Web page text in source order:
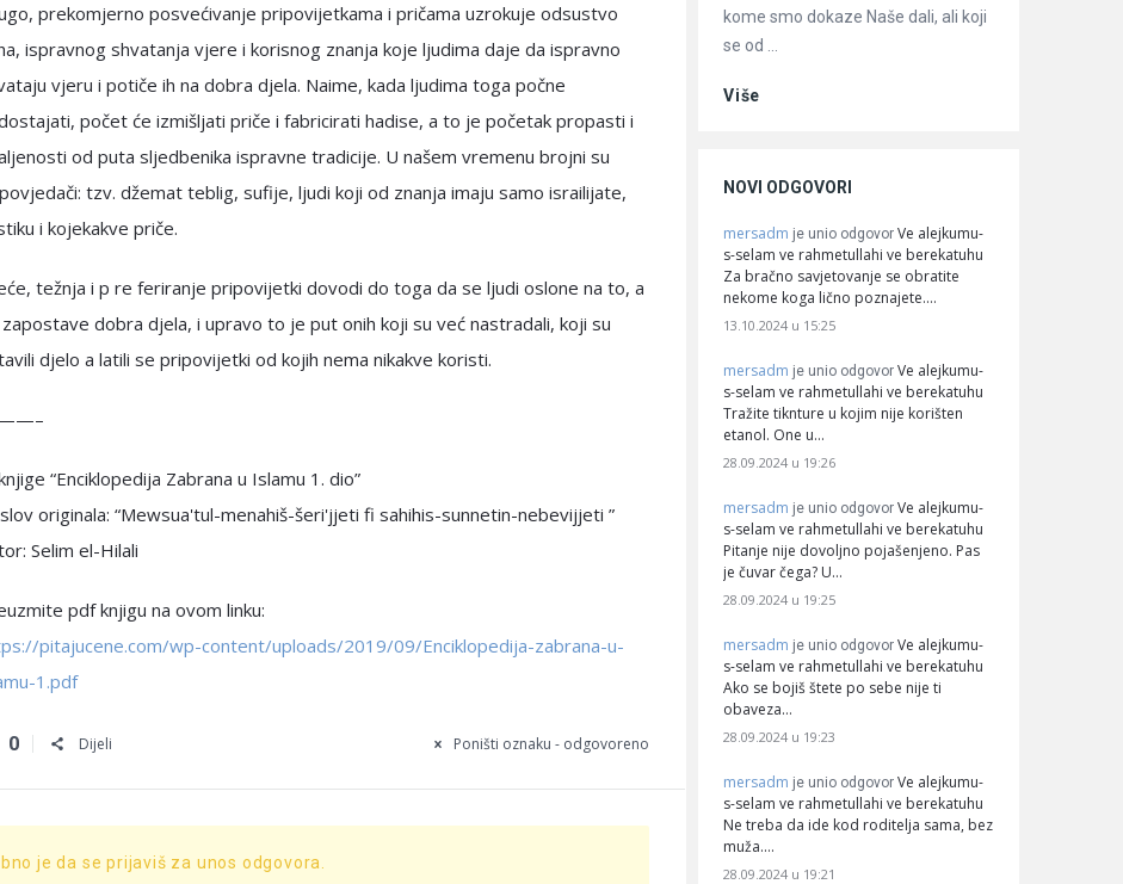
prekomjerno posvećivanje pripovijetkama i pričama uzrokuje odsustvo
ispravnog shvatanja vjere i korisnog znanja koje ljudima daje da ispravno
vjeru i potiče ih na dobra djela. Naime, kada ljudima toga počne
počet će izmišljati priče i fabricirati hadise, a to je početak propasti i
od puta sljedbenika ispravne tradicije. U našem vremenu brojni su
tzv. džemat teblig, sufije, ljudi koji od znanja imaju samo israilijate,
i kojekakve priče.
težnja i p re feriranje pripovijetki dovodi do toga da se ljudi oslone na to, a
dobra djela, i upravo to je put onih koji su već nastradali, koji su
djelo a latili se pripovijetki od kojih nema nikakve koristi.
“Enciklopedija Zabrana u Islamu 1. dio”
originala: “Mewsua'tul-menahiš-šeri'jjeti fi sahihis-sunnetin-nebevijjeti ”
Selim el-Hilali
pdf knjigu na ovom linku:
pitajucene.com/wp-content/uploads/2019/09/Enciklopedija-zabrana-u-
1.pdf
0 Dijeli Poništi oznaku - odgovoreno
je da se prijaviš za unos odgovora.
kome smo dokaze Naše dali, ali koji
se od ...
Više
NOVI ODGOVORI
mersadm je unio odgovor Ve alejkumu-
s-selam ve rahmetullahi ve berekatuhu
Za bračno savjetovanje se obratite
nekome koga lično poznajete.…
13.10.2024 u 15:25
mersadm je unio odgovor Ve alejkumu-
s-selam ve rahmetullahi ve berekatuhu
Tražite tiknture u kojim nije korišten
etanol. One u…
28.09.2024 u 19:26
mersadm je unio odgovor Ve alejkumu-
s-selam ve rahmetullahi ve berekatuhu
Pitanje nije dovoljno pojašenjeno. Pas
je čuvar čega? U…
28.09.2024 u 19:25
mersadm je unio odgovor Ve alejkumu-
s-selam ve rahmetullahi ve berekatuhu
Ako se bojiš štete po sebe nije ti
obaveza…
28.09.2024 u 19:23
mersadm je unio odgovor Ve alejkumu-
s-selam ve rahmetullahi ve berekatuhu
Ne treba da ide kod roditelja sama, bez
muža.…
28.09.2024 u 19:21